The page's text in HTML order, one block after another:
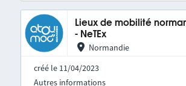
Lieux de mobilité
- NeTEx
Normandie
créé le 11/04/2023
Autres informations